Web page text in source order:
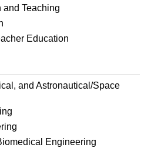
and Teaching
Education
and Astronautical/Space
Engineering